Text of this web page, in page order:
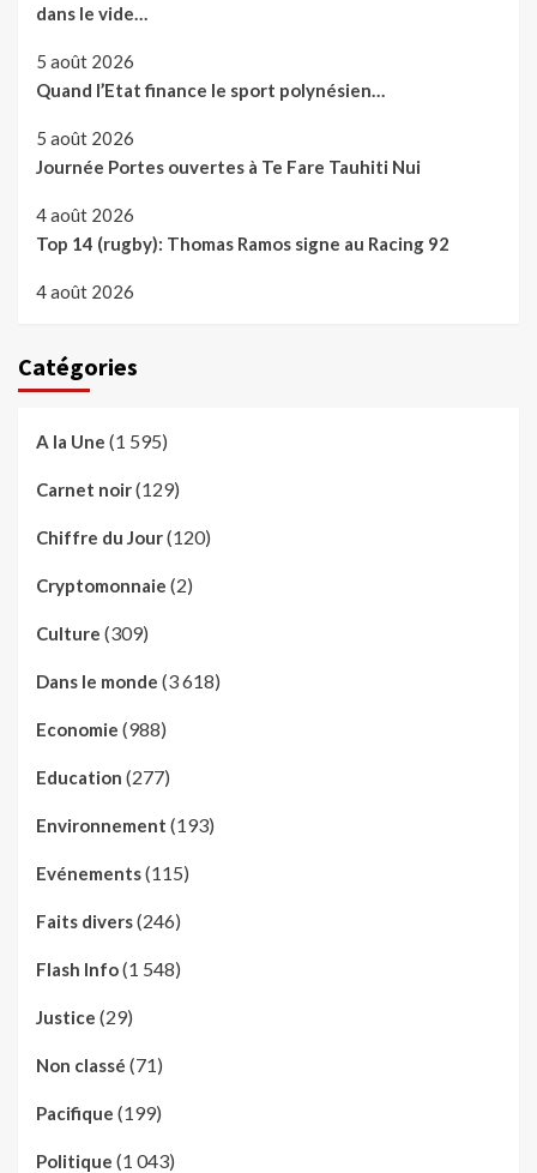
dans le vide…
5 août 2026
Quand l’Etat finance le sport polynésien…
5 août 2026
Journée Portes ouvertes à Te Fare Tauhiti Nui
4 août 2026
Top 14 (rugby): Thomas Ramos signe au Racing 92
4 août 2026
Catégories
A la Une (1 595)
Carnet noir(129)
Chiffre du Jour(120)
Cryptomonnaie (2)
Culture (309)
Dans le monde (3 618)
Economie (988)
Education (277)
Environnement (193)
Evénements(115)
Faits divers(246)
Flash Info(1 548)
Justice (29)
Non classé (71)
Pacifique (199)
Politique (1 043)